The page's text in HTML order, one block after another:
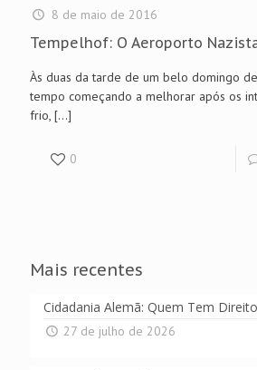
8 de maio de 2016
Tempelhof: O Aeroporto
Às duas da tarde de um belo domingo
tempo começando a melhorar após os
frio, […]
0
Mais recentes
Cidadania Alemã: Quem Tem
27 de julho de 2026